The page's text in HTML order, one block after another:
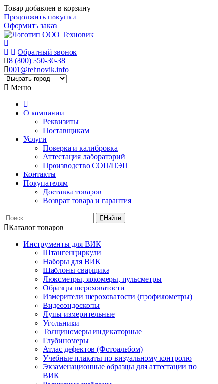
Товар добавлен в корзину
Продолжить покупки
Оформить заказ
Обратный звонок
8 (800) 350-30-38
001@tehnovik.info
Меню
О компании
Реквизиты
Поставщикам
Услуги
Поверка и калибровка
Аттестация лабораторий
Производство СОП/ПЭП
Контакты
Покупателям
Доставка товаров
Возврат товара и гарантия
Найти
Каталог товаров
Инструменты для ВИК
Штангенциркули
Наборы для ВИК
Шаблоны сварщика
Люксметры, яркомеры, пульсметры
Образцы шероховатости
Измерители шероховатости (профилометры)
Видеоэндоскопы
Лупы измерительные
Угольники
Толщиномеры индикаторные
Глубиномеры
Атлас дефектов (Фотоальбом)
Учебные плакаты по визуальному контролю
Экзаменационные образцы для аттестации по
ВИК